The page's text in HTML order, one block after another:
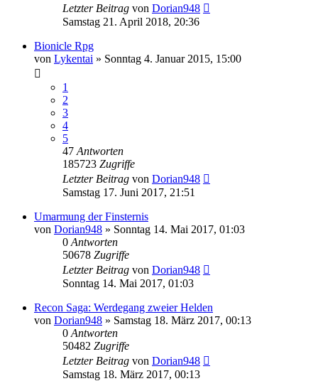
Letzter Beitrag von Dorian948
Samstag 21. April 2018, 20:36
Bionicle Rpg
von Lykentai » Sonntag 4. Januar 2015, 15:00
1
2
3
4
5
47 Antworten
185723 Zugriffe
Letzter Beitrag von Dorian948
Samstag 17. Juni 2017, 21:51
Umarmung der Finsternis
von Dorian948 » Sonntag 14. Mai 2017, 01:03
0 Antworten
50678 Zugriffe
Letzter Beitrag von Dorian948
Sonntag 14. Mai 2017, 01:03
Recon Saga: Werdegang zweier Helden
von Dorian948 » Samstag 18. März 2017, 00:13
0 Antworten
50482 Zugriffe
Letzter Beitrag von Dorian948
Samstag 18. März 2017, 00:13